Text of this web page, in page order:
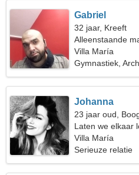
Gabriel
32 jaar, Kreeft
Alleenstaande
Villa María
Gymnastiek,
Johanna
23 jaar oud,
Laten we elkaar
vrouw
Villa María
Serieuze relatie